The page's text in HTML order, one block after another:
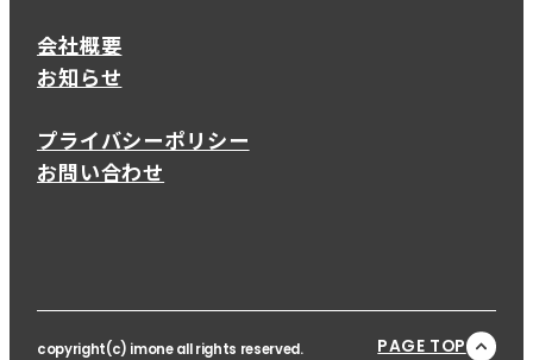
会社概要
お知らせ
プライバシーポリシー
お問い合わせ
copyright(c) imone all rights reserved. PAGE TOP